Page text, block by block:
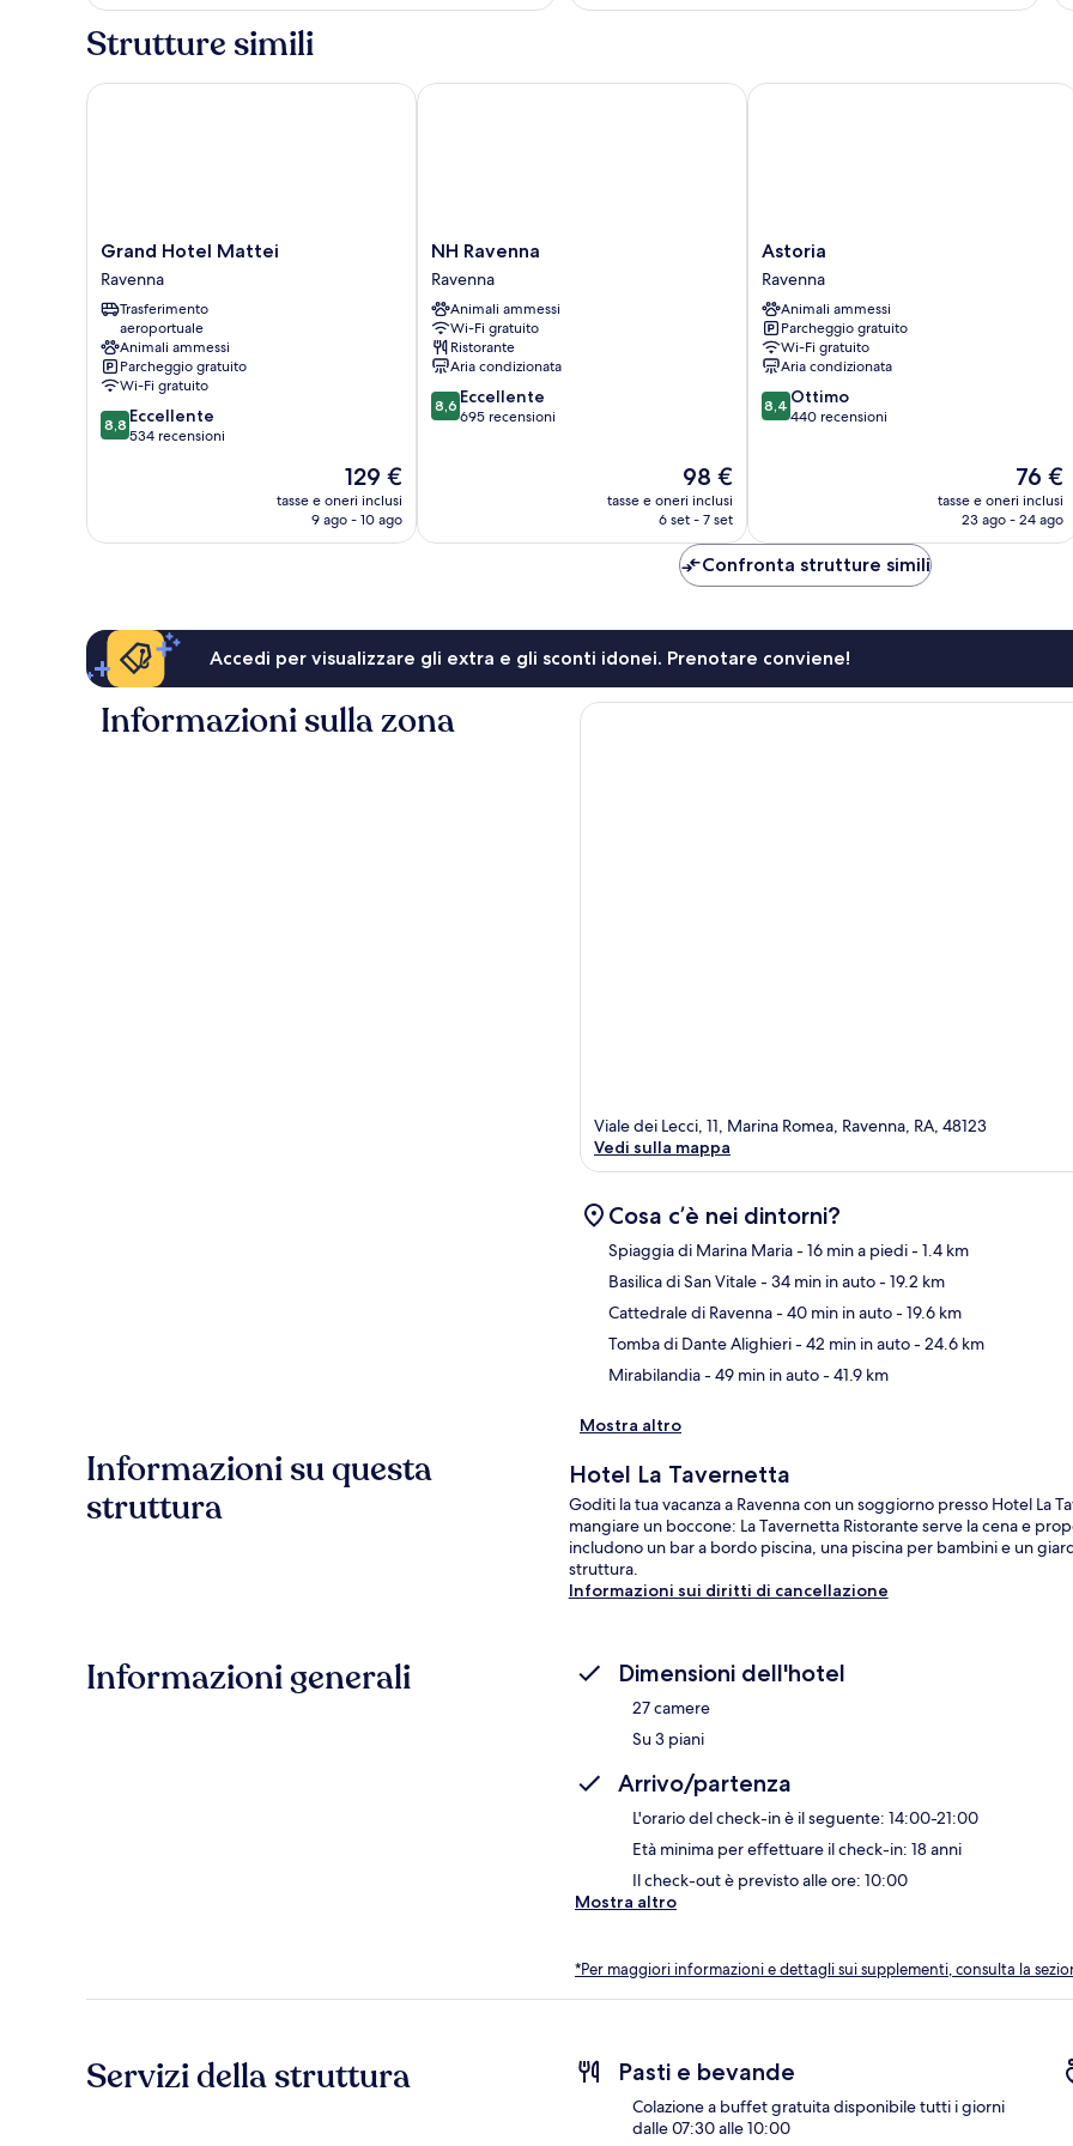
o
letti
Strutture simili
Grand
Hotel
Mattei
Ravenna
Grand Hotel Mattei
Ravenna
Trasferimento
aeroportuale
Animali ammessi
Parcheggio gratuito
Wi-Fi gratuito
8.8
su
8,8 Eccellente
534 recensioni
Il
prezzo
attuale
129 €
tasse e oneri inclusi
9 ago - 10 ago
Grand Hotel Mattei
NH
Ravenna
Ravenna
NH Ravenna
Ravenna
Animali ammessi
Wi-Fi gratuito
Ristorante
Aria condizionata
8.6
su
8,6 Eccellente
695 recensioni
Il
prezzo
attuale
98 €
98 €
tasse e oneri inclusi
6 set - 7 set
NH Ravenna
Astoria
Ravenna
Astoria
Ravenna
Animali ammessi
Parcheggio gratuito
Wi-Fi gratuito
Aria condizionata
8.4
su
8,4 Ottimo
440 recensioni
Il
prezzo
attuale
76 €
tasse e oneri inclusi
23 ago - 24 ago
Astoria
Confronta strutture simili
Accedi per visualizzare gli extra e gli sconti idonei. Prenotare conviene!
Informazioni sulla zona
Viale dei Lecci, 11, Marina Romea, Ravenna, RA, 48123
Vedi sulla mappa
Cosa c’è nei dintorni?
Spiaggia di Marina Maria- 16 min a piedi- 1.4 km
Basilica di San Vitale- 34 min in auto- 19.2 km
Cattedrale di Ravenna- 40 min in auto- 19.6 km
Tomba di Dante Alighieri- 42 min in auto- 24.6 km
Mirabilandia- 49 min in auto- 41.9 km
Mostra altro
Informazioni su questa
struttura
Hotel La Tavernetta
Goditi la tua vacanza a Ravenna con un soggiorno presso Hotel La
mangiare un boccone: La Tavernetta Ristorante serve la cena e
includono un bar a bordo piscina, una piscina per bambini e un
struttura.
Informazioni sui diritti di cancellazione
Informazioni generali Dimensioni dell'hotel
27 camere
Su 3 piani
Arrivo/partenza
L'orario del check-in è il seguente: 14:00-21:00
Età minima per effettuare il check-in: 18 anni
Il check-out è previsto alle ore: 10:00
Mostra altro
*Per maggiori informazioni e dettagli sui supplementi, consulta la
Servizi della struttura Pasti e bevande
Colazione a buffet gratuita disponibile tutti i giorni
dalle 07:30 alle 10:00